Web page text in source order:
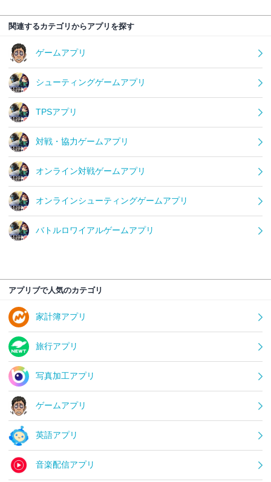
関連するカテゴリからアプリを探す
ゲームアプリ
シューティングゲームアプリ
TPSアプリ
対戦・協力ゲームアプリ
オンライン対戦ゲームアプリ
オンラインシューティングゲームアプリ
バトルロワイアルゲームアプリ
アプリブで人気のカテゴリ
家計簿アプリ
旅行アプリ
写真加工アプリ
ゲームアプリ
英語アプリ
音楽配信アプリ